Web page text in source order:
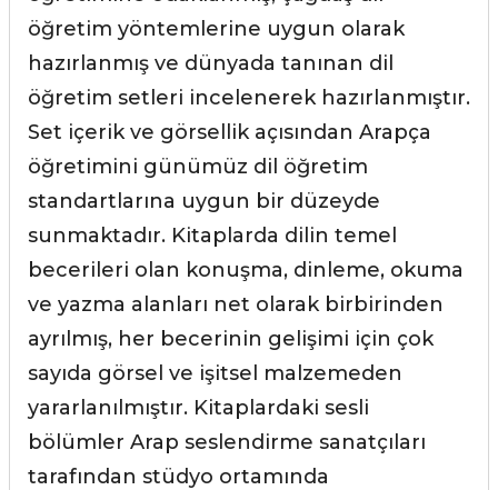
öğretim yöntemlerine uygun olarak
hazırlanmış ve dünyada tanınan dil
öğretim setleri incelenerek hazırlanmıştır.
Set içerik ve görsellik açısından Arapça
öğretimini günümüz dil öğretim
standartlarına uygun bir düzeyde
sunmaktadır. Kitaplarda dilin temel
becerileri olan konuşma, dinleme, okuma
ve yazma alanları net olarak birbirinden
ayrılmış, her becerinin gelişimi için çok
sayıda görsel ve işitsel malzemeden
yararlanılmıştır. Kitaplardaki sesli
bölümler Arap seslendirme sanatçıları
tarafından stüdyo ortamında